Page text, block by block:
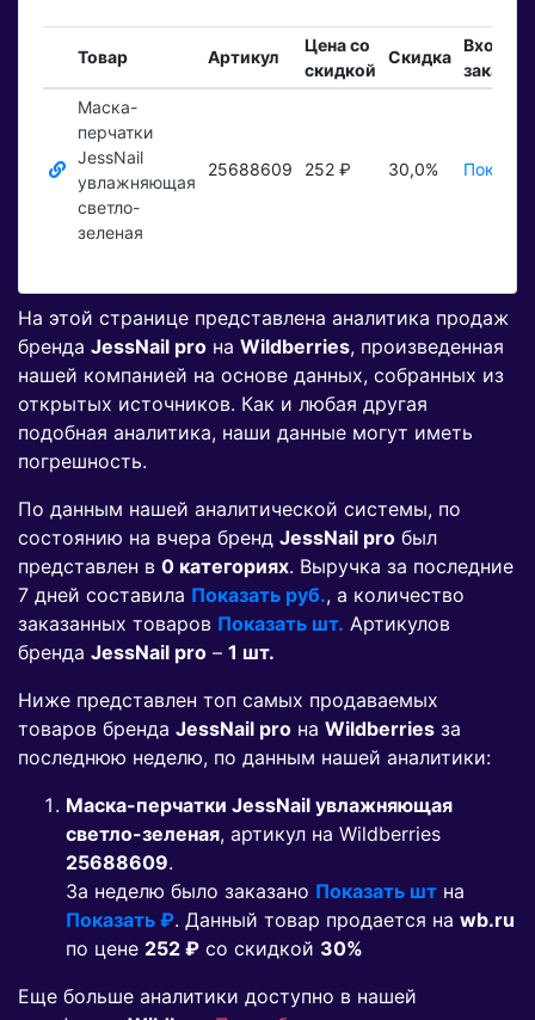
Товар Артикул
Цена со
скидкой
Скидка
заказы
Маска-
перчатки
JessNail
увлажняющая
светло-
зеленая
25688609 252 ₽ 30,0%
На этой странице представлена аналитика продаж
бренда JessNail pro на Wildberries, произведенная
нашей компанией на основе данных, собранных из
открытых источников. Как и любая другая
подобная аналитика, наши данные могут иметь
погрешность.
По данным нашей аналитической системы, по
состоянию на вчера бренд JessNail pro был
представлен в 0 категориях. Выручка за последние
7 дней составила Показать руб., а количество
заказанных товаров Показать шт. Артикулов
бренда JessNail pro – 1 шт.
Ниже представлен топ самых продаваемых
товаров бренда JessNail pro на Wildberries за
последнюю неделю, по данным нашей аналитики:
Маска-перчатки JessNail увлажняющая
светло-зеленая, артикул на Wildberries
25688609.
За неделю было заказано Показать шт на
Показать ₽. Данный товар продается на wb.ru
по цене 252 ₽ co скидкой 30%
Еще больше аналитики доступно в нашей